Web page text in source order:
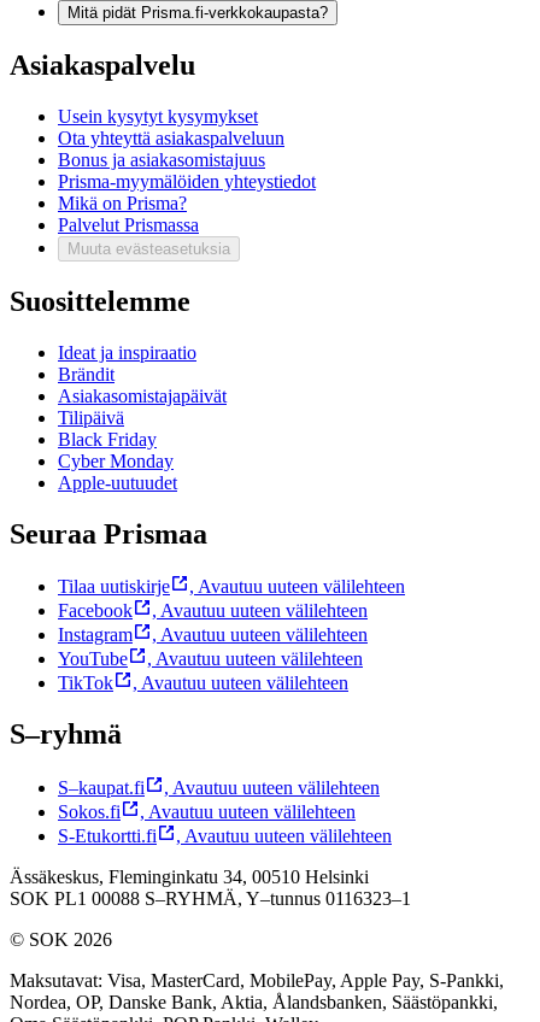
Mitä pidät Prisma.fi-verkkokaupasta?
Asiakaspalvelu
Usein kysytyt kysymykset
Ota yhteyttä asiakaspalveluun
Bonus ja asiakasomistajuus
Prisma-myymälöiden yhteystiedot
Mikä on Prisma?
Palvelut Prismassa
Muuta evästeasetuksia
Suosittelemme
Ideat ja inspiraatio
Brändit
Asiakasomistajapäivät
Tilipäivä
Black Friday
Cyber Monday
Apple-uutuudet
Seuraa Prismaa
Tilaa uutiskirje , Avautuu uuteen välilehteen
Facebook
, Avautuu uuteen välilehteen
Instagram
, Avautuu uuteen välilehteen
YouTube
, Avautuu uuteen välilehteen
TikTok
, Avautuu uuteen välilehteen
S–ryhmä
S–kaupat.fi , Avautuu uuteen välilehteen
Sokos.fi
, Avautuu uuteen välilehteen
S-Etukortti.fi
, Avautuu uuteen välilehteen
Ässäkeskus, Fleminginkatu 34, 00510 Helsinki
SOK PL1 00088 S–RYHMÄ, Y–tunnus 0116323–1
© SOK 2026
Maksutavat: Visa, MasterCard, MobilePay, Apple Pay, S-Pankki,
Nordea, OP, Danske Bank, Aktia, Ålandsbanken, Säästöpankki,